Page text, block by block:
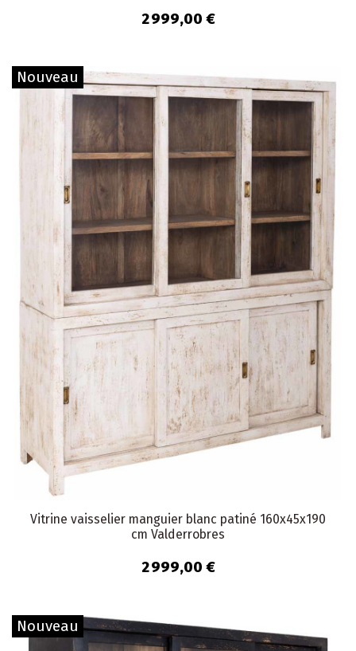
2 999,00 €
Nouveau
Vitrine vaisselier manguier blanc patiné 160x45x190
cm Valderrobres
2 999,00 €
Nouveau